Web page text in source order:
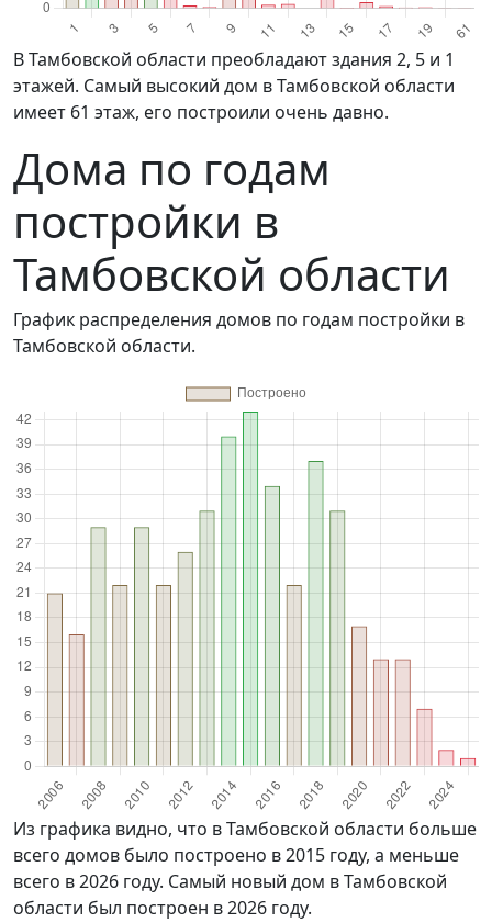
в Тамбовской области преобладают здания 2, 5 и 1
этажей. Самый высокий дом в Тамбовской области
имеет 61 этаж, его построили очень давно.
Дома по годам
постройки в
Тамбовской области
График распределения домов по годам постройки в
Тамбовской области.
Из графика видно, что в Тамбовской области больше
всего домов было построено в 2015 году, а меньше
всего в 2026 году. Самый новый дом в Тамбовской
области был построен в 2026 году.